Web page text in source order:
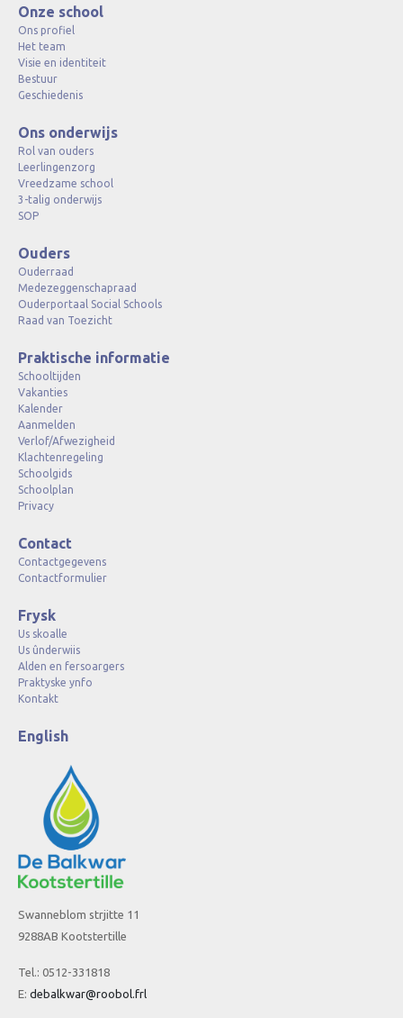
Onze school
Ons profiel
Het team
Visie en identiteit
Bestuur
Geschiedenis
Ons onderwijs
Rol van ouders
Leerlingenzorg
Vreedzame school
3-talig onderwijs
SOP
Ouders
Ouderraad
Medezeggenschapraad
Ouderportaal Social Schools
Raad van Toezicht
Praktische informatie
Schooltijden
Vakanties
Kalender
Aanmelden
Verlof/Afwezigheid
Klachtenregeling
Schoolgids
Schoolplan
Privacy
Contact
Contactgegevens
Contactformulier
Frysk
Us skoalle
Us ûnderwiis
Alden en fersoargers
Praktyske ynfo
Kontakt
English
Swanneblom strjitte 11
9288AB Kootstertille
Tel.: 0512-331818
E: debalkwar@roobol.frl